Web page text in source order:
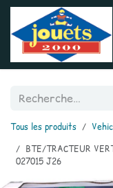
Se rendre au contenu
Tous les produits
BTE/TRACTEUR
027015 J26